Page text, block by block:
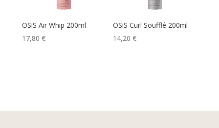
OSiS Air Whip 200ml
17,80 €
OSiS Curl Soufflé 200ml
14,20€